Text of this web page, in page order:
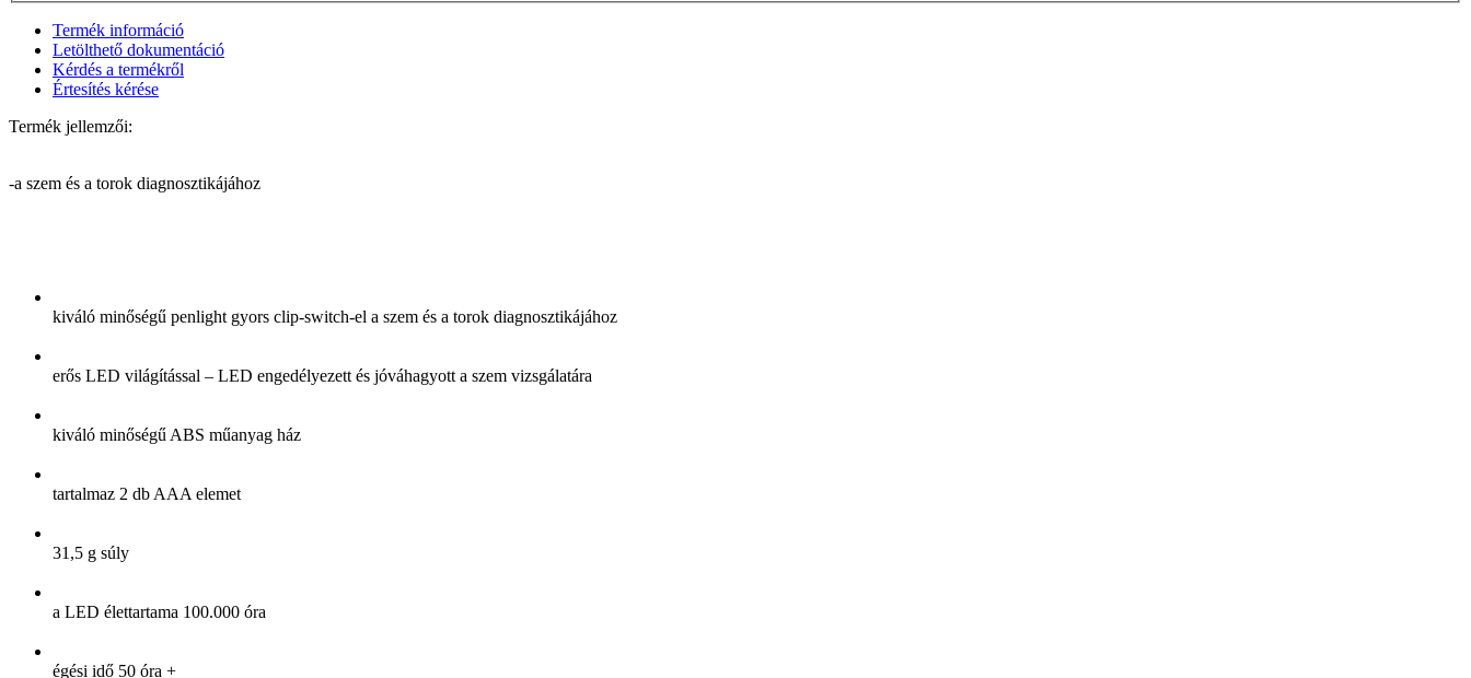
Termék információ
Letölthető dokumentáció
Kérdés a termékről
Értesítés kérése
Termék jellemzői:
-a szem és a torok diagnosztikájához
kiváló minőségű penlight gyors clip-switch-el a szem és a torok diagnosztikájához
erős LED világítással – LED engedélyezett és jóváhagyott a szem vizsgálatára
kiváló minőségű ABS műanyag ház
tartalmaz 2 db AAA elemet
31,5 g súly
a LED élettartama 100.000 óra
égési idő 50 óra +